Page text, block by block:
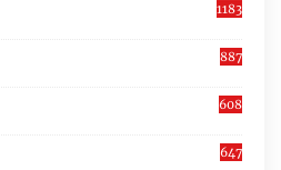
1183
887
608
647